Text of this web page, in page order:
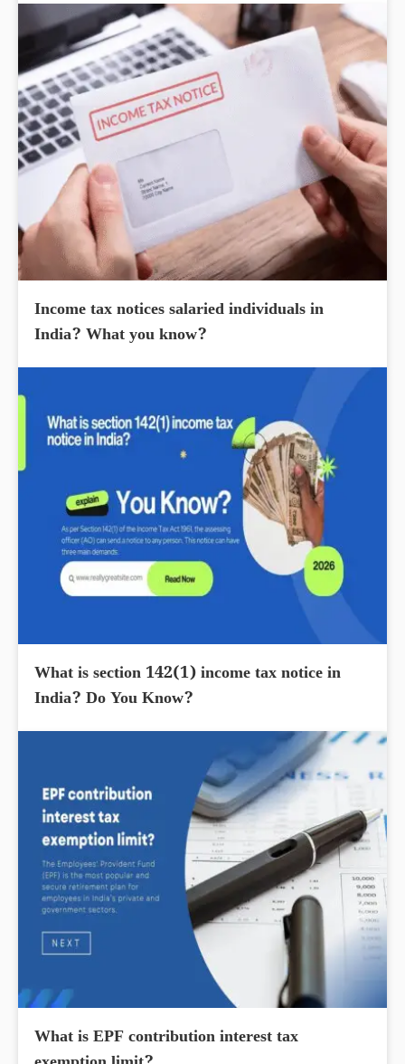
Income tax notices salaried individuals in
India? What you know?
What is section 142(1) income tax notice in
India? Do You Know?
What is EPF contribution interest tax